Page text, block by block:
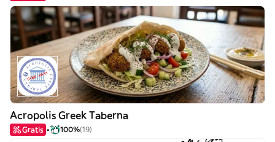
Acropolis Greek Taberna
Gratis 100%(19)